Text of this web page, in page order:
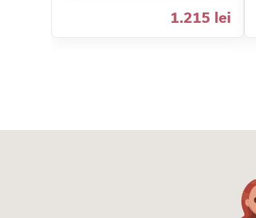
1.215 lei